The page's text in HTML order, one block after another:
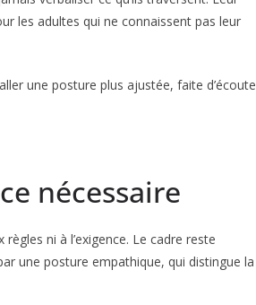
les adultes qui ne connaissent pas leur
une posture plus ajustée, faite d’écoute
nécessaire
ni à l’exigence. Le cadre reste
une posture empathique, qui distingue la